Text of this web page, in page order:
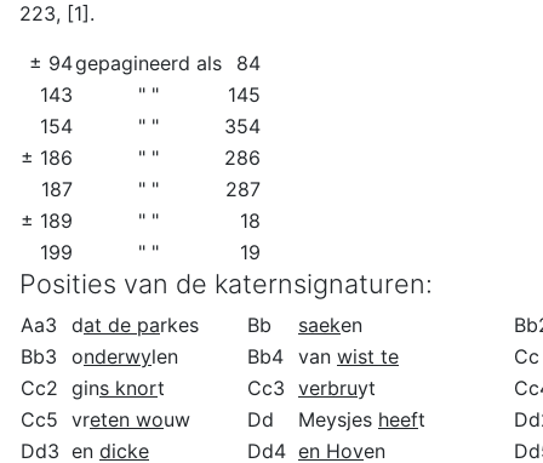
223, [1].
± 94gepagineerd als
84
143
" "
145
154
" "
354
± 186
" "
286
187
" "
287
± 189
" "
18
199
" " 19
Posities van de katernsignaturen:
Aa3 dat de parkes Bb saeken
Bb3
onderwylen Bb4 van wist te
Cc
Cc2 gins knort Cc3 verbruyt
Cc5 vreten wouw Dd Meysjes heeft
Dd3 en dicke Dd4 en Hoven